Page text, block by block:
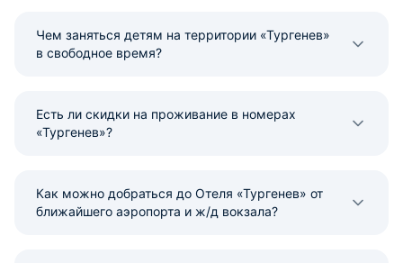
Чем заняться детям на территории «Тургенев»
в свободное время?
Есть ли скидки на проживание в номерах
«Тургенев»?
Как можно добраться до Отеля «Тургенев» от
ближайшего аэропорта и ж/д вокзала?